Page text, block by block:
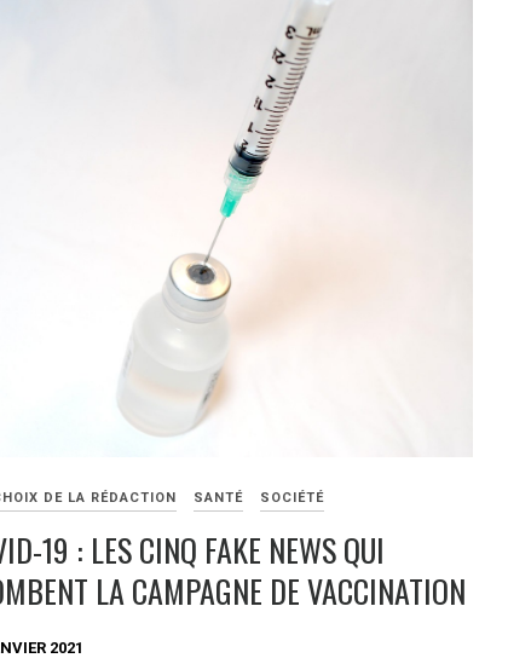
DE LA RÉDACTION SANTÉ SOCIÉTÉ
19 : LES CINQ FAKE NEWS QUI
LA CAMPAGNE DE VACCINATION
2021